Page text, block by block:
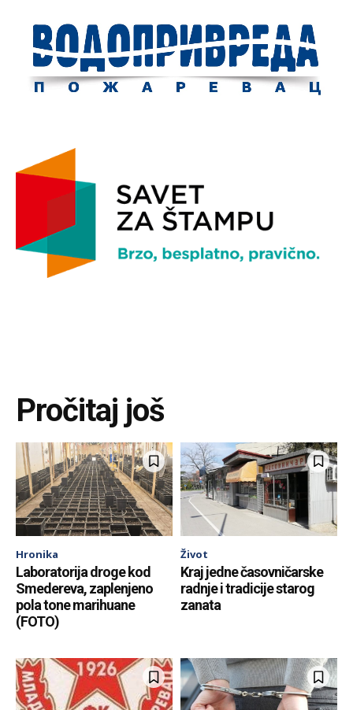
Pročitaj još
Hronika
Laboratorija droge kod
Smedereva, zaplenjeno
pola tone marihuane
(FOTO)
Život
Kraj jedne časovničarske
radnje i tradicije starog
zanata